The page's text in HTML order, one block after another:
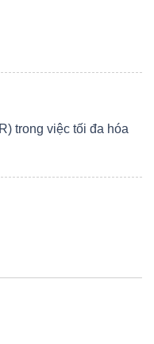
trong việc tối đa hóa